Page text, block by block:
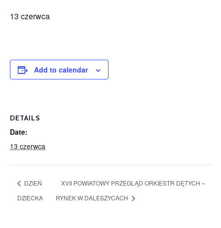
Kowali
Oświatowych
Bolechowicach
13 czerwca
Add to calendar
DETAILS
Date:
13 czerwca
DZIEŃ
DZIECKA
XVII POWIATOWY PRZEGLĄD ORKIESTR DĘTYCH –
RYNEK W DALESZYCACH